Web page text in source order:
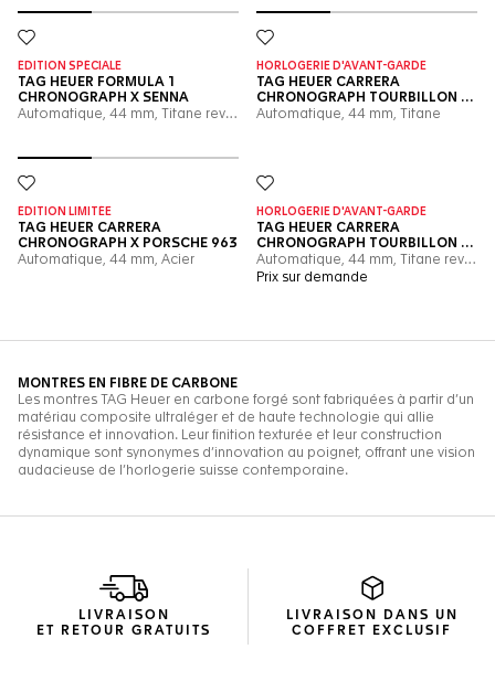
LIVRAISON
ET RETOUR GRATUITS
LIVRAISON DANS UN
COFFRET EXCLUSIF